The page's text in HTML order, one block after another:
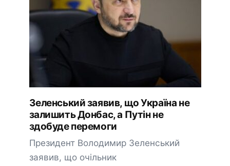
Зеленський заявив, що Україна не
залишить Донбас, а Путін не
здобуде перемоги
Президент Володимир Зеленський
заявив, що очільник